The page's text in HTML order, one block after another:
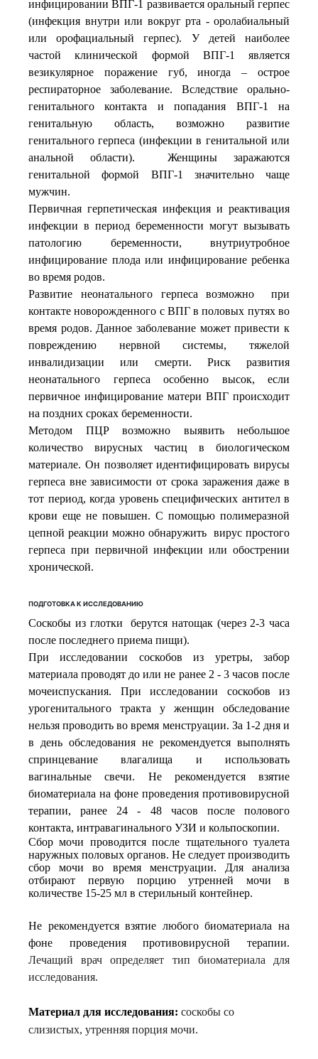
инфицировании ВПГ-1 развивается оральный герпес
(инфекция внутри или вокруг рта - оролабиальный
или орофациальный герпес). Удетей наиболее
частой клинической формой ВПГ-1 является
везикулярное поражение губ, иногда – острое
респираторное заболевание. Вследствие орально-
генитального контакта и попадания ВПГ-1 на
генитальную область, возможно развитие
генитального герпеса (инфекции в генитальной или
анальной области). Женщины заражаются
генитальной формой ВПГ-1 значительно чаще
мужчин.
Первичная герпетическая инфекция и реактивация
инфекции в период беременности могут вызывать
патологию беременности, внутриутробное
инфицирование плода или инфицирование ребенка
во время родов.
Развитие неонатального герпеса возможно при
контакте новорожденного с ВПГ в половых путях во
время родов. Данное заболевание может привести к
повреждению нервной системы, тяжелой
инвалидизации или смерти. Риск развития
неонатального герпеса особенно высок, если
первичное инфицирование матери ВПГ происходит
на поздних сроках беременности.
Методом ПЦР возможно выявить небольшое
количество вирусных частиц в биологическом
материале. Он позволяет идентифицировать вирусы
герпеса вне зависимости от срока заражения даже в
тот период, когда уровень специфических антител в
крови еще не повышен. С помощью полимеразной
цепной реакции можно обнаружить вирус простого
герпеса при первичной инфекции или обострении
хронической.
ПОДГОТОВКА К ИССЛЕДОВАНИЮ
Соскобы из глотки берутся натощак (через 2-3 часа
после последнего приема пищи).
При исследовании соскобов из уретры, забор
материала проводят до или не ранее 2 - 3 часов после
мочеиспускания. При исследовании соскобов из
урогенитального тракта у женщин обследование
нельзя проводить во время менструации. За 1-2 дня и
в день обследования не рекомендуется выполнять
спринцевание влагалища и использовать
вагинальные свечи. Не рекомендуется взятие
биоматериала на фоне проведения противовирусной
терапии, ранее 24 - 48 часов после полового
контакта, интравагинального УЗИ и кольпоскопии.
Сбор мочи проводится после тщательного туалета
наружных половых органов. Не следует производить
сбор мочи во время менструации. Для анализа
отбирают первую порцию утренней мочи в
количестве 15-25 мл в стерильный контейнер.
Не рекомендуется взятие любого биоматериала на
фоне проведения противовирусной терапии.
Лечащий врач определяет тип биоматериала для
исследования.
Материал для исследования: соскобы со
слизистых, утренняя порция мочи.